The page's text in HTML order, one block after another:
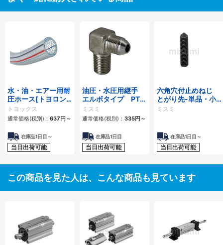
水・油・エアー用耐
圧ホース[トヨロン
ホース TR]
トヨックス
通常価格(税別)： 637 円 ～
在庫品1日目～
当日出荷可能
油圧・水圧用継手
エルボタイプ PT・
PFオス
ミスミ
通常価格(税別)： 335円 ～
在庫品1日目
当日出荷可能
六角穴付止めねじ
とがり先-単品・小
箱-
ミスミ
在庫品1日目～
当日出荷可能
この商品を見た人は、こんな商品も見ています